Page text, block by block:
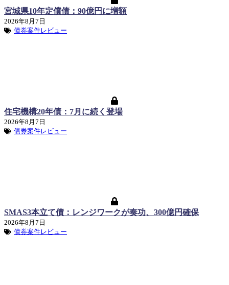
宮城県10年定償債：90億円に増額
2026年8月7日
債券案件レビュー
住宅機構20年債：7月に続く登場
2026年8月7日
債券案件レビュー
SMAS3本立て債：レンジワークが奏功、300億円確保
2026年8月7日
債券案件レビュー